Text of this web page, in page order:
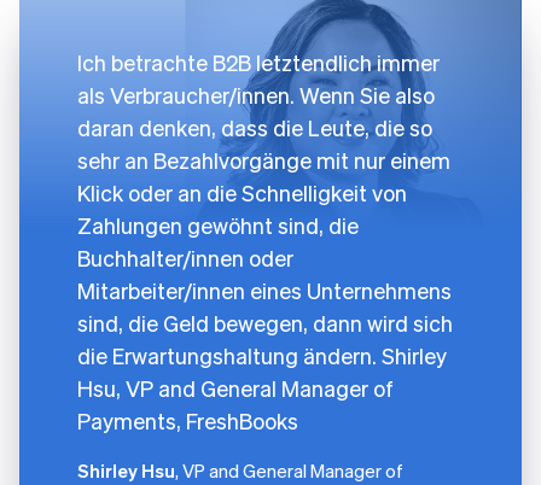
Ich betrachte B2B letztendlich immer
als Verbraucher/innen. Wenn Sie also
daran denken, dass die Leute, die so
sehr an Bezahlvorgänge mit nur einem
Klick oder an die Schnelligkeit von
Zahlungen gewöhnt sind, die
Buchhalter/innen oder
Mitarbeiter/innen eines Unternehmens
sind, die Geld bewegen, dann wird sich
die Erwartungshaltung ändern. Shirley
Hsu, VP and General Manager of
Payments, FreshBooks
Shirley Hsu, VP and General Manager of